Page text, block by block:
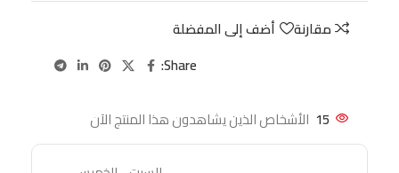
مقارنة
أضف إلى المفضلة
Share:
15 الأشخاص الذين يشاهدون هذا المنتج الآن